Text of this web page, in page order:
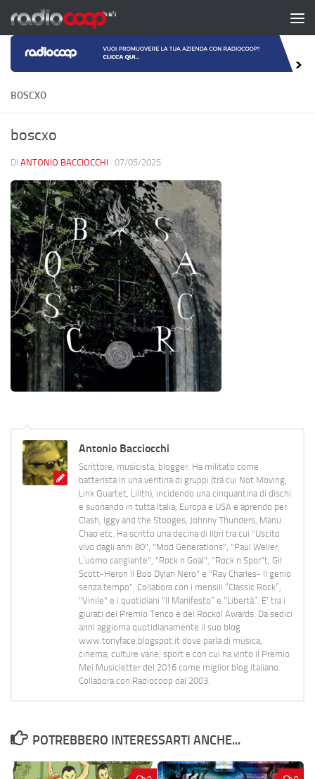
Salta al contenuto
BOSCXO
boscxo
DI ANTONIO BACCIOCCHI · 07/05/2025
Antonio Bacciocchi
Scrittore, musicista, blogger. Ha militato come
batterista in una ventina di gruppi (tra cui Not Moving,
Link Quartet, Lilith), incidendo una cinquantina di dischi
e suonando in tutta Italia, Europa e USA e aprendo per
Clash, Iggy and the Stooges, Johnny Thunders, Manu
Chao etc. Ha scritto una decina di libri tra cui "Uscito
vivo dagli anni 80", "Mod Generations", "Paul Weller,
L’uomo cangiante", "Rock n Goal", "Rock n Spor"t, Gil
Scott-Heron Il Bob Dylan Nero" e "Ray Charles- Il genio
senza tempo". Collabora con i mensili “Classic Rock”,
"Vinile" e i quotidiani “Il Manifesto” e “Libertà”. E' tra i
giurati del Premio Tenco e del Rockol Awards. Da sedici
anni aggiorna quotidianamente il suo blog
www.tonyface.blogspot.it dove parla di musica,
cinema, culture varie, sport e con cui ha vinto il Premio
Mei Musicletter del 2016 come miglior blog italiano.
Collabora con Radiocoop dal 2003.
POTREBBERO INTERESSARTI ANCHE...